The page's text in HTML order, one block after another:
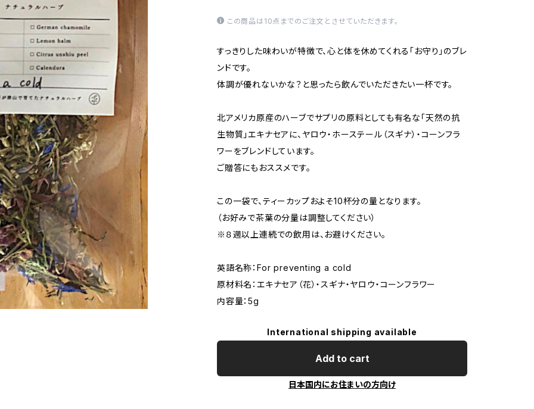
この商品は10点までのご注文とさせていただきます。
すっきりした味わいが特徴で、心と体を休めてくれる「お守り」のブレ
ンドです。
体調が優れないかな？と思ったら飲んでいただきたい一杯です。
北アメリカ原産のハーブでサプリの原料としても有名な「天然の抗
生物質」エキナセアに、ヤロウ・ホーステール（スギナ）・コーンフラ
ワーをブレンドしています。
ご贈答にもおススメです。
この一袋で、ティーカップおよそ10杯分の量となります。
（お好みで茶葉の分量は調整してください）
※８週以上連続での飲用は、お避けください。
英語名称：For preventing a cold
原材料名：エキナセア（花）・スギナ・ヤロウ・コーンフラワー
内容量：5g
International shipping available
Add to cart
日本国内にお住まいの方向け